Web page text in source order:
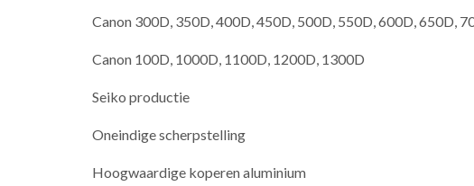
Canon 300D, 350D, 400D, 450D, 500D, 550D, 600D, 650D,
Canon 100D, 1000D, 1100D, 1200D, 1300D
Seiko productie
Oneindige scherpstelling
Hoogwaardige koperen aluminium